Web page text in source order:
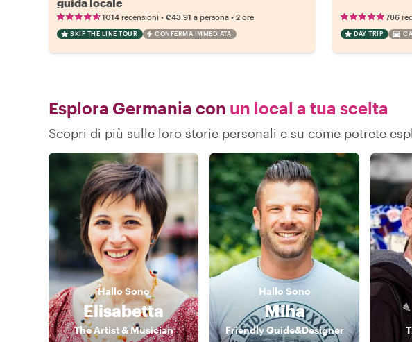
guida locale
1014 recensioni • €43.91 a persona • 2 ore
SKIP THE LINE TOUR CONFERMA IMMEDIATA
786
DAY TRIP
Esplora Germania con un local a tua scelta
Scopri di più sulle loro storie personali e su come potrete
Hallo Sono
Elisabetta
The Artist & Musician
Hallo Sono
Miha
Friendly Guide&Designer